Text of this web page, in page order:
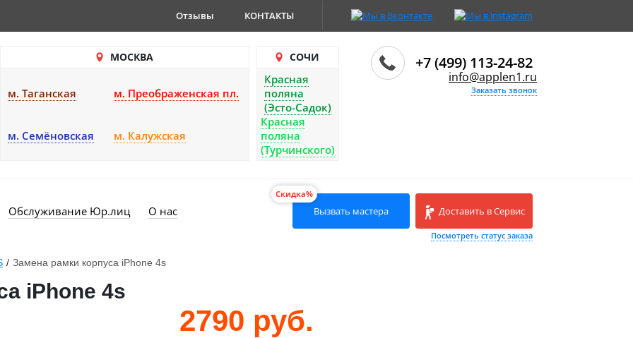
Отзывы КОНТАКТЫ
МОСКВА
м. Таганская м. Преображенская пл.
м. Семёновская м. Калужская
СОЧИ
Красная
поляна
(Эсто-Садок)
Красная
поляна
(Турчинского)
+7 (499) 113-24-82
info@applen1.ru
Заказать звонок
Обслуживание Юр.лиц О нас
Скидка%
Вызвать мастера Доставить в Сервис
Посмотреть статус заказа
/ Замена рамки корпуса iPhone 4s
iPhone 4s
2790 руб.